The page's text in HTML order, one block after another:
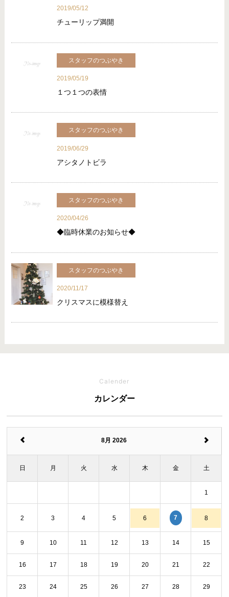
2019/05/12
チューリップ満開
スタッフのつぶやき
2019/05/19
１つ１つの表情
スタッフのつぶやき
2019/06/29
アシタノトビラ
スタッフのつぶやき
2020/04/26
◆臨時休業のお知らせ◆
スタッフのつぶやき
2020/11/17
クリスマスに模様替え
Calender
カレンダー
8月 2026
日 月 火 水 木 金 土
1
2 3 4 5 6 7 8
9 10 11 12 13 14 15
16 17 18 19 20 21 22
23 24 25 26 27 28 29